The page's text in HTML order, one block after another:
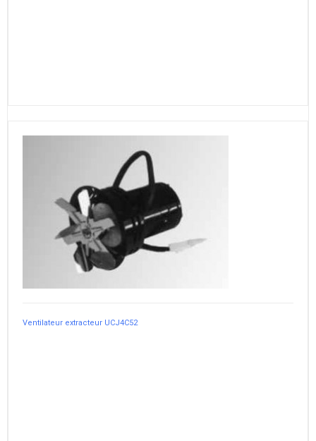
Ventilateur extracteur UCJ4C52